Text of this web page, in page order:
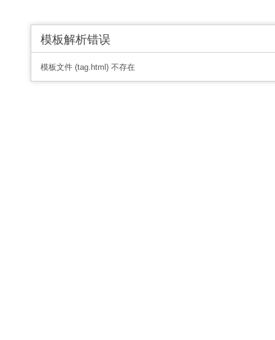
模板解析错误
模板文件 (tag.html) 不存在